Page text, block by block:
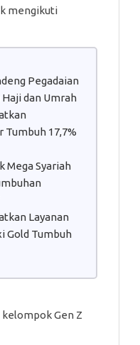
mengikuti
Pegadaian
dan Umrah
Tumbuh 17,7%
Mega Syariah
Layanan
Gold Tumbuh
Gen Z